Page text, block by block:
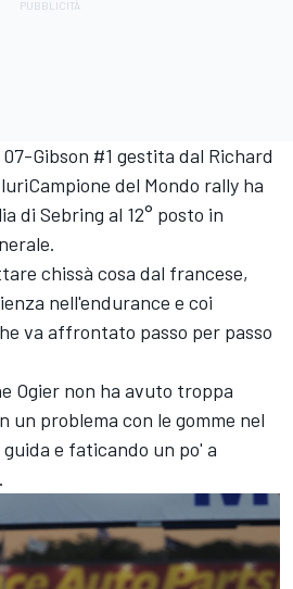
Gibson #1 gestita dal Richard
del Mondo rally ha
di Sebring al 12° posto in
chissà cosa dal francese,
nell'endurance e coi
va affrontato passo per passo
Ogier non ha avuto troppa
un problema con le gomme nel
e faticando un po' a